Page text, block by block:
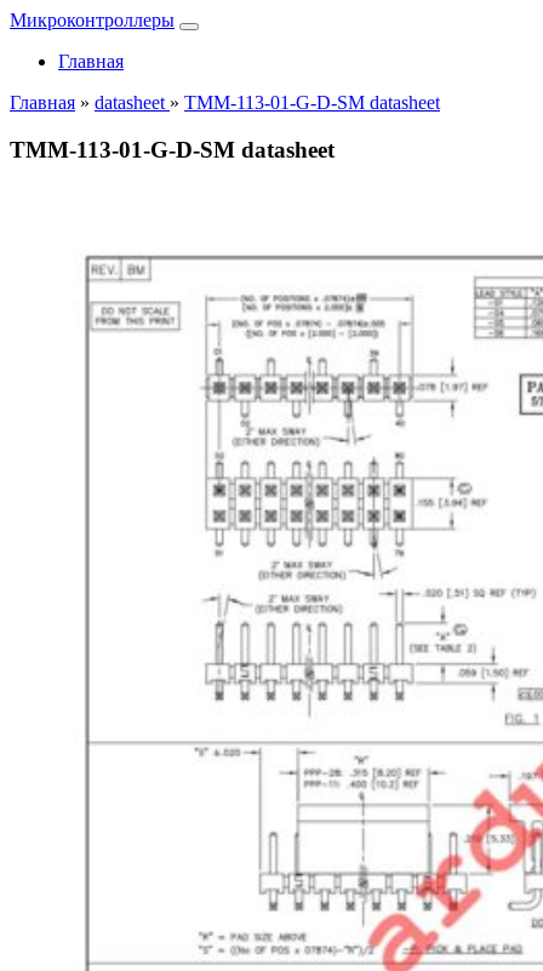
Микроконтроллеры
Главная
Главная » datasheet » TMM-113-01-G-D-SM datasheet
TMM-113-01-G-D-SM datasheet